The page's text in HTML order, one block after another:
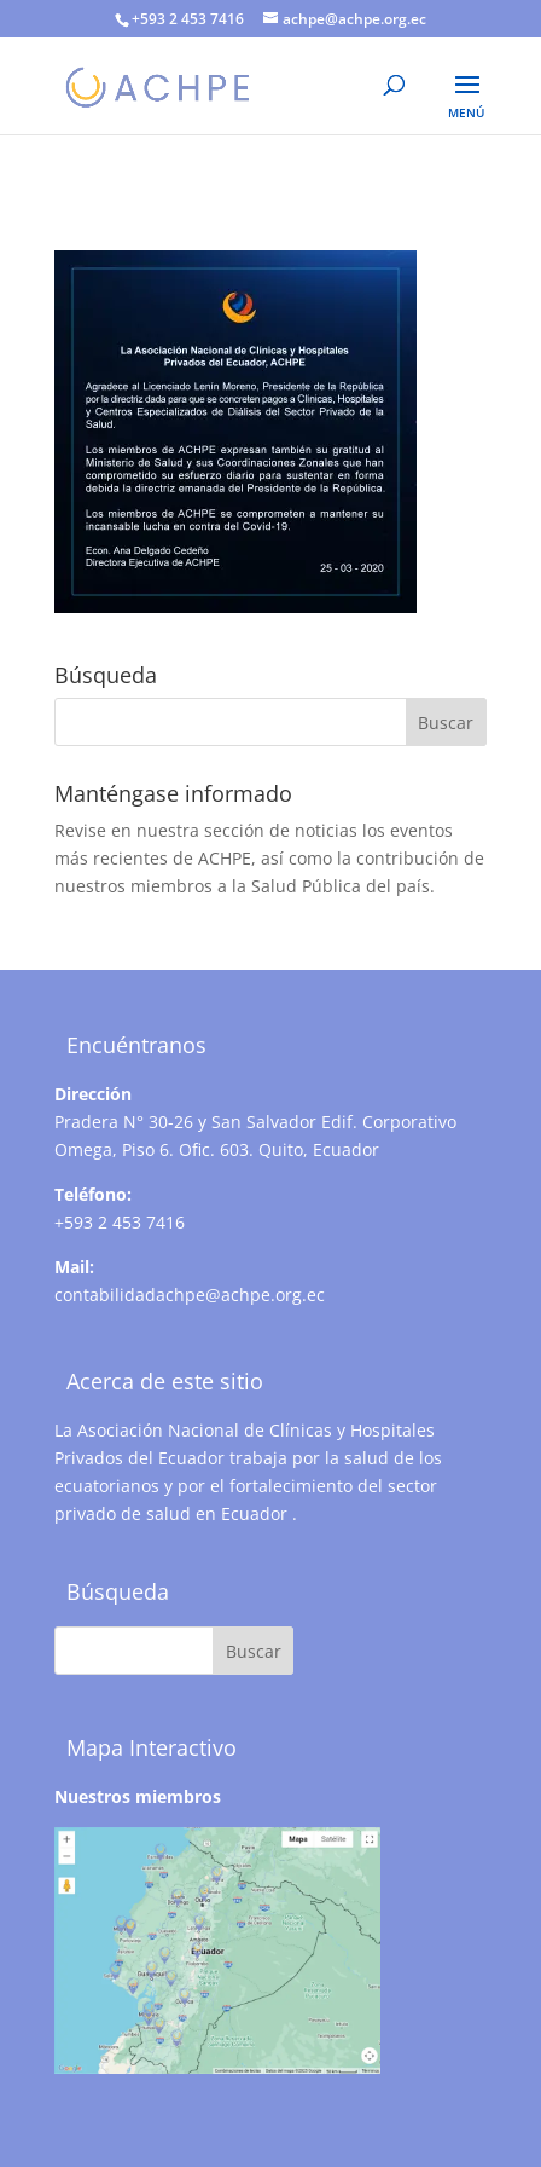
+593 2 453 7416 achpe@achpe.org.ec
Búsqueda
Manténgase informado
Revise en nuestra sección de noticias los eventos
más recientes de ACHPE, así como la contribución de
nuestros miembros a la Salud Pública del país.
Encuéntranos
Dirección
Pradera N° 30-26 y San Salvador Edif. Corporativo
Omega, Piso 6. Ofic. 603. Quito, Ecuador
Teléfono:
+593 2 453 7416
Mail:
contabilidadachpe@achpe.org.ec
Acerca de este sitio
La Asociación Nacional de Clínicas y Hospitales
Privados del Ecuador trabaja por la salud de los
ecuatorianos y por el fortalecimiento del sector
privado de salud en Ecuador .
Búsqueda
Mapa Interactivo
Nuestros miembros